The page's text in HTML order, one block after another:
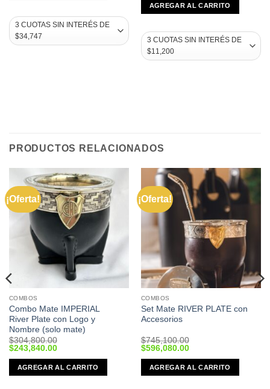
AGREGAR AL CARRITO
PRODUCTOS RELACIONADOS
¡Oferta!
COMBOS
Combo Mate IMPERIAL
River Plate con Logo y
Nombre (solo mate)
$304,800.00
Original
was:
$304,800.00.
$243,840.00Current
is:
$243,840.00.
AGREGAR AL CARRITO
¡Oferta!
COMBOS
Set Mate RIVER PLATE con
Accesorios
$745,100.00
Original
was:
$745,100.00.
$596,080.00Current
is:
$596,080.00.
AGREGAR AL CARRITO